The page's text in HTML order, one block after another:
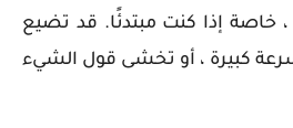
، خاصة إذا كنت مبتدئًا. قد تضيع
كبيرة ، أو تخشى قول الشيء